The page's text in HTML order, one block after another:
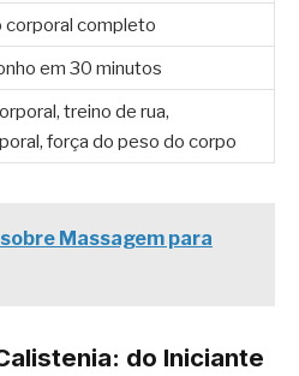
corporal completo
em 30 minutos
treino de rua,
força do peso do corpo
Massagem para
do Iniciante